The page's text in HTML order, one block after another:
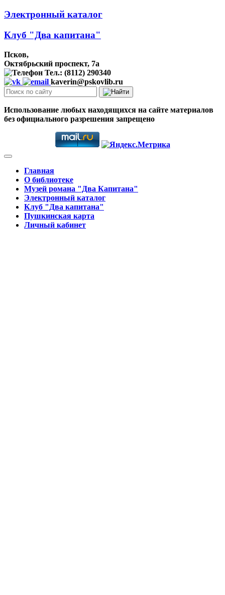
Электронный каталог
Клуб "Два капитана"
Псков,
Октябрьский проспект, 7a
Тел.: (8112) 290340
kaverin@pskovlib.ru
Использование любых находящихся на сайте материалов
без официального разрешения запрещено
Главная
О библиотеке
Музей романа "Два Капитана"
Электронный каталог
Клуб "Два капитана"
Пушкинская карта
Личный кабинет